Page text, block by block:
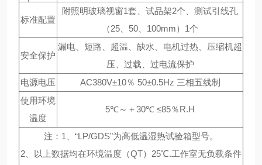
标准配置
附照明玻璃视窗1套、试品架2个、测试引线孔
（25、50、100mm）1个
安全保护
漏电、短路、超温、缺水、电机过热、压缩机超
压、过载、过电流保护
电源电压
AC380V±10％ 50±0.5Hz 三相五线制
使用环境
温度
5℃～＋30℃ ≤85％R.H
注：1、“LP/GDS"为高低温湿热试验箱型号。
2、以上数据均在环境温度（QT）25℃.工作室无负载条件